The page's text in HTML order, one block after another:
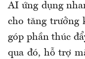
AI ứng dụng
cho tăng trưởng
góp phần thúc
qua đó, hỗ trợ